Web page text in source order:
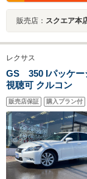
販売店： スクエア本
レクサス
GS 350 Iパッケー
視聴可 クルコン
販売店保証 購入プラン付